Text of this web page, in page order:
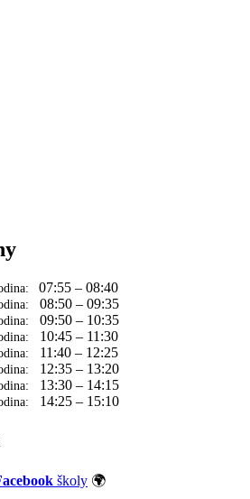
07:55 – 08:40
08:50 – 09:35
09:50 – 10:35
10:45 – 11:30
11:40 – 12:25
12:35 – 13:20
13:30 – 14:15
14:25 – 15:10
školy 🌍